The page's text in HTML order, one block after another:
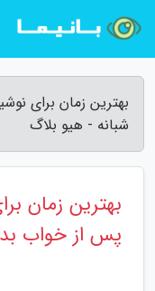
بهترین زمان برای
شبانه - هیو بلاگ
بهترین زمان
پس از خواب بد